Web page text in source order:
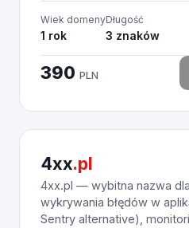
Wiek domeny
1 rok
Długość
3 znaków
390 PLN
4xx.pl
4xx.pl — wybitna nazwa
wykrywania błędów w
Sentry alternative),